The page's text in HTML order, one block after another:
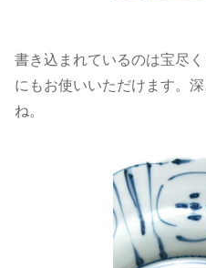
書き込まれているのは宝尽
にもお使いいただけます。
ね。